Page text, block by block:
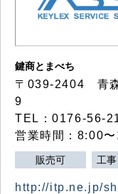
鍵商とまべち
〒039-2404 青
9
TEL：0176-56-
営業時間：8:00
販売可 工
http://itp.ne.jp/